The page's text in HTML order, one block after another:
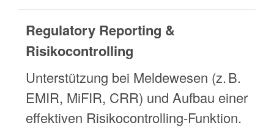
Regulatory Reporting &
Risikocontrolling
Unterstützung bei Meldewesen (z. B.
EMIR, MiFIR, CRR) und Aufbau einer
effektiven Risikocontrolling-Funktion.